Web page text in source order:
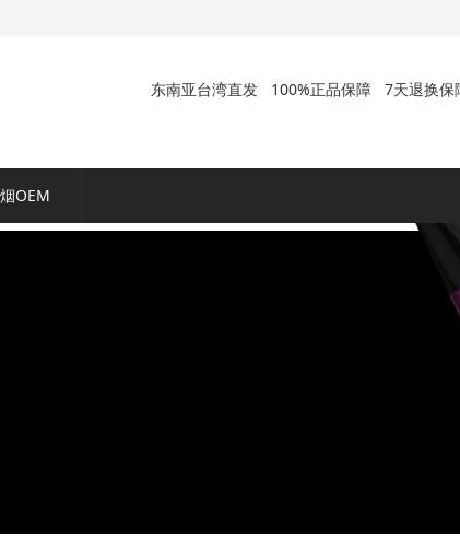
7天退换保
100%正品保障
东南亚台湾直发
OEM